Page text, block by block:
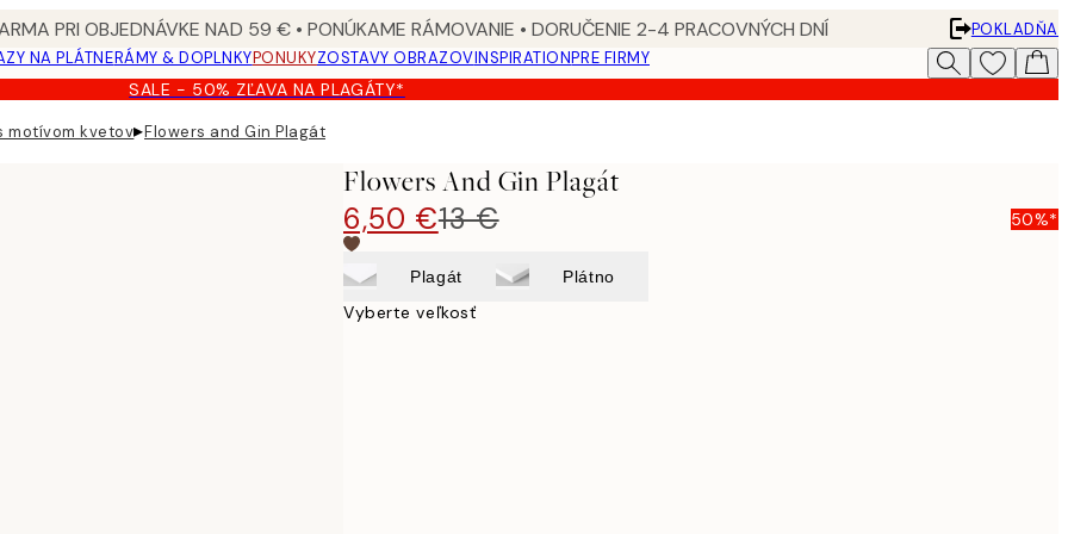
PRI OBJEDNÁVKE NAD 59 € • PONÚKAME RÁMOVANIE • DORUČENIE 2-4 PRACOVNÝCH DNÍ
POKLADŇA
NA PLÁTNERÁMY & DOPLNKYPONUKYZOSTAVY OBRAZOVINSPIRATIONPRE FIRMY
SALE - 50% ZĽAVA NA PLAGÁTY*
motívom kvetov▸Flowers and Gin Plagát
Flowers And Gin Plagát
6,50 €13 € 50%*
Plagát Plátno
Vyberte veľkosť